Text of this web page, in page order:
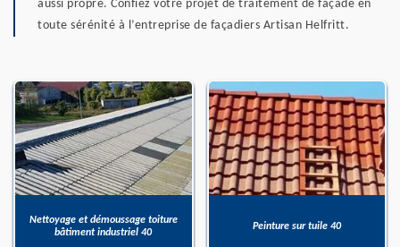
aussi propre. Confiez votre projet de traitement de façade en
toute sérénité à l’entreprise de façadiers Artisan Helfritt.
Nettoyage et démoussage toiture
bâtiment industriel 40
Peinture sur tuile 40